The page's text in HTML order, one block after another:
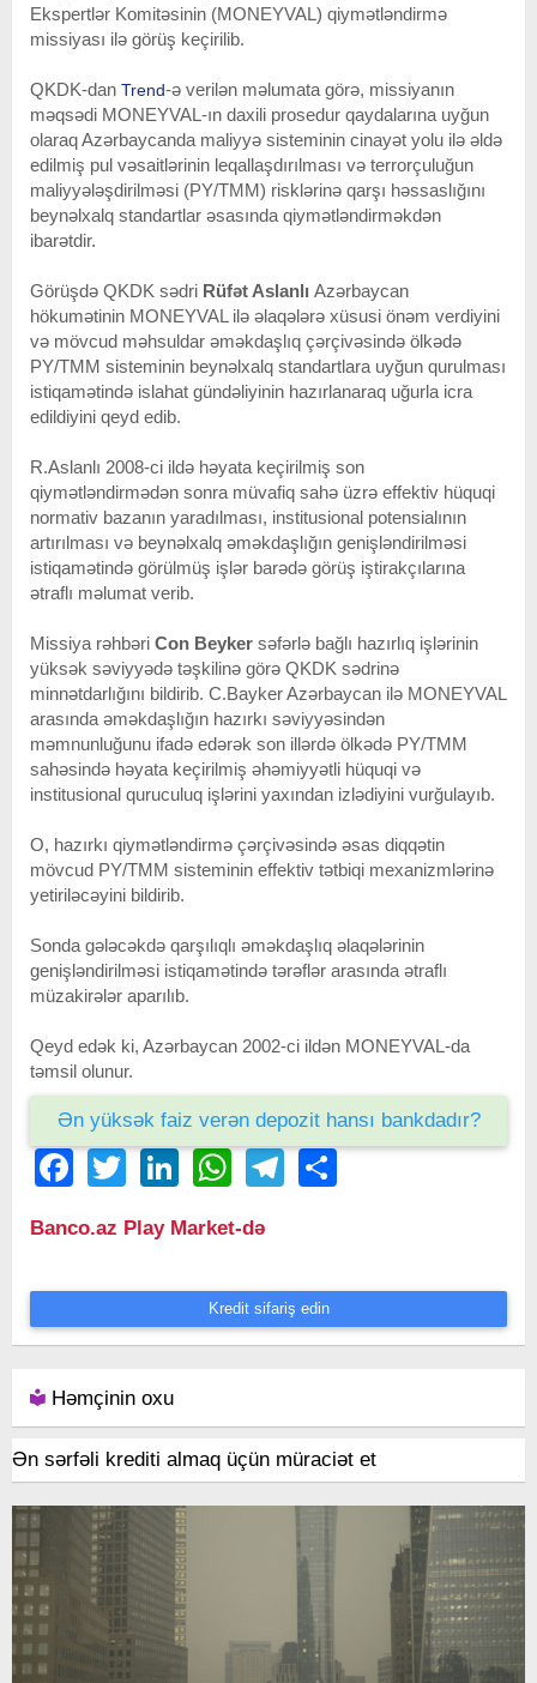
Ekspertlər Komitəsinin (MONEYVAL) qiymətləndirmə
missiyası ilə görüş keçirilib.
QKDK-dan Trend-ə verilən məlumata görə, missiyanın
məqsədi MONEYVAL-ın daxili prosedur qaydalarına uyğun
olaraq Azərbaycanda maliyyə sisteminin cinayət yolu ilə əldə
edilmiş pul vəsaitlərinin leqallaşdırılması və terrorçuluğun
maliyyələşdirilməsi (PY/TMM) risklərinə qarşı həssaslığını
beynəlxalq standartlar əsasında qiymətləndirməkdən
ibarətdir.
Görüşdə QKDK sədri Rüfət Aslanlı Azərbaycan
hökumətinin MONEYVAL ilə əlaqələrə xüsusi önəm verdiyini
və mövcud məhsuldar əməkdaşlıq çərçivəsində ölkədə
PY/TMM sisteminin beynəlxalq standartlara uyğun qurulması
istiqamətində islahat gündəliyinin hazırlanaraq uğurla icra
edildiyini qeyd edib.
R.Aslanlı 2008-ci ildə həyata keçirilmiş son
qiymətləndirmədən sonra müvafiq sahə üzrə effektiv hüquqi
normativ bazanın yaradılması, institusional potensialının
artırılması və beynəlxalq əməkdaşlığın genişləndirilməsi
istiqamətində görülmüş işlər barədə görüş iştirakçılarına
ətraflı məlumat verib.
Missiya rəhbəri Con Beyker səfərlə bağlı hazırlıq işlərinin
yüksək səviyyədə təşkilinə görə QKDK sədrinə
minnətdarlığını bildirib. C.Bayker Azərbaycan ilə MONEYVAL
arasında əməkdaşlığın hazırkı səviyyəsindən
məmnunluğunu ifadə edərək son illərdə ölkədə PY/TMM
sahəsində həyata keçirilmiş əhəmiyyətli hüquqi və
institusional quruculuq işlərini yaxından izlədiyini vurğulayıb.
O, hazırkı qiymətləndirmə çərçivəsində əsas diqqətin
mövcud PY/TMM sisteminin effektiv tətbiqi mexanizmlərinə
yetiriləcəyini bildirib.
Sonda gələcəkdə qarşılıqlı əməkdaşlıq əlaqələrinin
genişləndirilməsi istiqamətində tərəflər arasında ətraflı
müzakirələr aparılıb.
Qeyd edək ki, Azərbaycan 2002-ci ildən MONEYVAL-da
təmsil olunur.
Ən yüksək faiz verən depozit hansı bankdadır?
FacebookTwitter LinkedIn WhatsAppTelegram
Banco.az Play Market-də
Kredit sifariş edin
Həmçinin oxu
Ən sərfəli krediti almaq üçün müraciət et